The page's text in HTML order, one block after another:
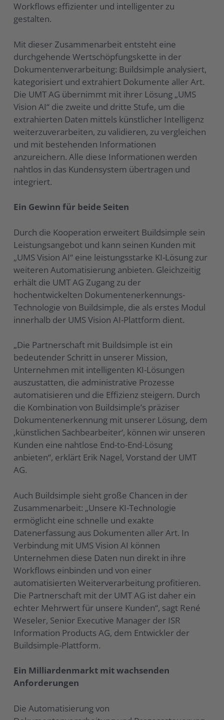
Workflows effizienter und intelligenter zu
gestalten.
Mit dieser Zusammenarbeit entsteht eine
durchgehende Wertschöpfungskette in der
Dokumentenverarbeitung: Buildsimple analysiert,
kategorisiert und extrahiert Dokumente aller Art.
Die UMT AG übernimmt mit ihrer Lösung „UMS
Vision AI“ die zweite und dritte Stufe, um die
extrahierten Daten mittels künstlicher Intelligenz
weiterzuverarbeiten, zu validieren, zu vergleichen
und mit bestehenden Informationen
anzureichern. Alle diese Informationen werden
nahtlos in das Kundensystem übertragen und
integriert.
Ein Gewinn für beide Seiten
Durch die Kooperation erweitert Buildsimple sein
Leistungsangebot und kann seinen Kunden mit
„UMS Vision AI“ eine leistungsstarke KI-Lösung zur
weiteren Automatisierung anbieten. Gleichzeitig
erhält die UMT AG Zugang zu der
hochentwickelten Dokumentenerkennungs-
Technologie von Buildsimple, die als erstes Modul
innerhalb der UMS Vision AI-Plattform dient.
„Die Partnerschaft mit Buildsimple ist ein
bedeutender Schritt in unserer Mission,
Unternehmen mit intelligenten KI-Lösungen
auszustatten, die administrative Prozesse
automatisieren und die Effizienz steigern. Durch
die Kombination von Buildsimple’s präziser
Dokumentenerkennung mit unserer Lösung, dem
‚künstlichen Sachbearbeiter‘, können wir unseren
Kunden eine nahtlose End-to-End-Lösung
anbieten“, erklärt Erik Nagel, Vorstand der UMT
AG.
Auch Buildsimple sieht große Chancen in der
Zusammenarbeit: „Unsere KI-Technologie
ermöglicht eine schnelle und exakte
Datenerfassung aus Dokumenten aller Art. In
Verbindung mit UMS Vision AI können
Unternehmen diese Daten nun direkt in ihre
Workflows einbinden und von einer
automatisierten Weiterverarbeitung profitieren.
Die Partnerschaft mit der UMT AG ist daher ein
echter Mehrwert für unsere Kunden“, sagt René
Weseler, Senior Executive Manager der ISR
Information Products AG, dem Entwickler der
Buildsimple-Plattform.
Ein Milliardenmarkt mit wachsenden
Anforderungen
Die Automatisierung von